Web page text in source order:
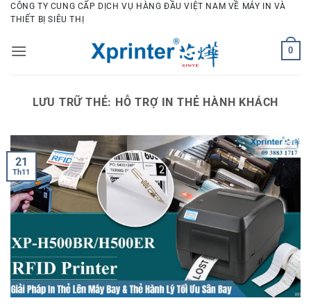
Bỏ
qua
dung
CÔNG TY CUNG CẤP DỊCH VỤ HÀNG ĐẦU VIỆT NAM VỀ MÁY IN VÀ
THIẾT BỊ SIÊU THỊ
0
LƯU TRỮ THẺ: HỖ TRỢ IN THẺ HÀNH KHÁCH
21
Th11